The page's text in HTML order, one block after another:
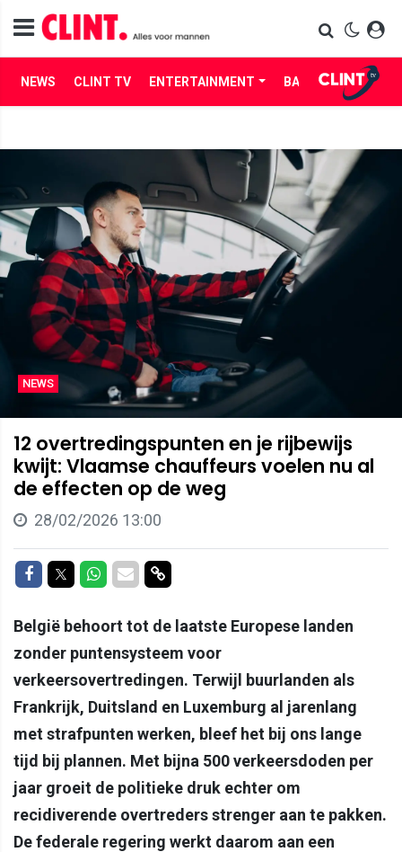
NEWS CLINT TV ENTERTAINMENT BABES LIFE
NEWS
12 overtredingspunten en je rijbewijs
kwijt: Vlaamse chauffeurs voelen nu al
de effecten op de weg
28/02/2026 13:00
Delen op Facebook
Delen op Twitter
Delen op Whatsapp
Delen via Mail
Delen via link
België behoort tot de laatste Europese landen
zonder puntensysteem voor
verkeersovertredingen. Terwijl buurlanden als
Frankrijk, Duitsland en Luxemburg al jarenlang
met strafpunten werken, bleef het bij ons lange
tijd bij plannen. Met bijna 500 verkeersdoden per
jaar groeit de politieke druk echter om
recidiverende overtreders strenger aan te pakken.
De federale regering werkt daarom aan een